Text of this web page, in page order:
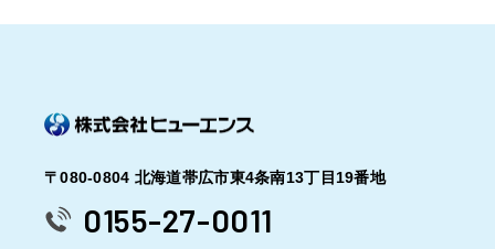
〒080-0804 北海道帯広市東4条南13丁目19番地
0155-27-0011